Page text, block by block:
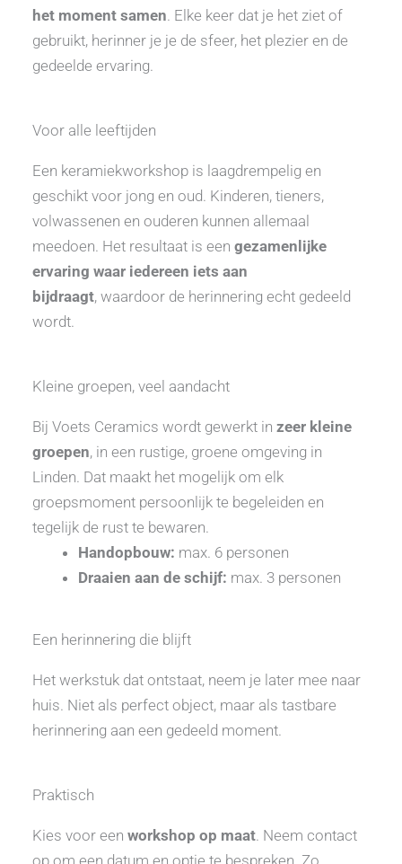
het moment samen. Elke keer dat je het ziet of
gebruikt, herinner je je de sfeer, het plezier en de
gedeelde ervaring.
Voor alle leeftijden
Een keramiekworkshop is laagdrempelig en
geschikt voor jong en oud. Kinderen, tieners,
volwassenen en ouderen kunnen allemaal
meedoen. Het resultaat is eengezamenlijke
ervaring waar iedereen iets aan
bijdraagt, waardoor de herinnering echt gedeeld
wordt.
Kleine groepen, veel aandacht
Bij Voets Ceramics wordt gewerkt inzeer kleine
groepen, in een rustige, groene omgeving in
Linden. Dat maakt het mogelijk om elk
groepsmoment persoonlijk te begeleiden en
tegelijk de rust te bewaren.
Handopbouw: max. 6 personen
Draaien aan de schijf: max. 3 personen
Een herinnering die blijft
Het werkstuk dat ontstaat, neem je later mee naar
huis. Niet als perfect object, maar als tastbare
herinnering aan een gedeeld moment.
Praktisch
Kies voor eenworkshop op maat. Neem contact
op om een datum en optie te bespreken. Zo